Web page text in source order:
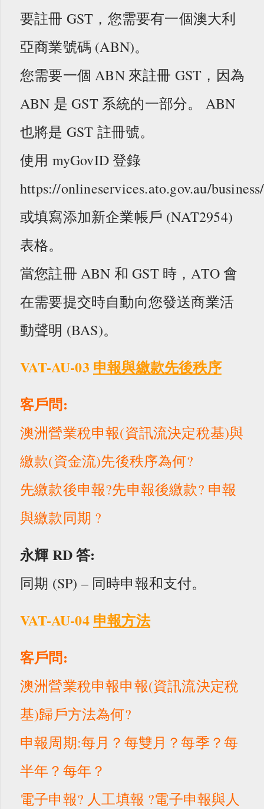
要註冊 GST，您需要有一個澳大利
亞商業號碼 (ABN)。
您需要一個 ABN 來註冊 GST，因為
ABN 是 GST 系統的一部分。 ABN
也將是 GST 註冊號。
使用 myGovID 登錄
https://onlineservices.ato.gov.au/business/
或填寫添加新企業帳戶 (NAT2954)
表格。
當您註冊 ABN 和 GST 時，ATO 會
在需要提交時自動向您發送商業活
動聲明 (BAS)。
VAT-AU-03 申報與繳款先後秩序
客戶問:
澳洲營業稅申報(資訊流決定稅基)與
繳款(資金流)先後秩序為何?
先繳款後申報?先申報後繳款? 申報
與繳款同期 ?
永輝 RD答:
同期 (SP) – 同時申報和支付。
VAT-AU-04 申報方法
客戶問:
澳洲營業稅申報申報(資訊流決定稅
基)歸戶方法為何?
申報周期:每月？每雙月？每季？每
半年？每年？
電子申報? 人工填報 ?電子申報與人